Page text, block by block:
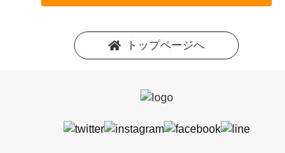
トップページへ